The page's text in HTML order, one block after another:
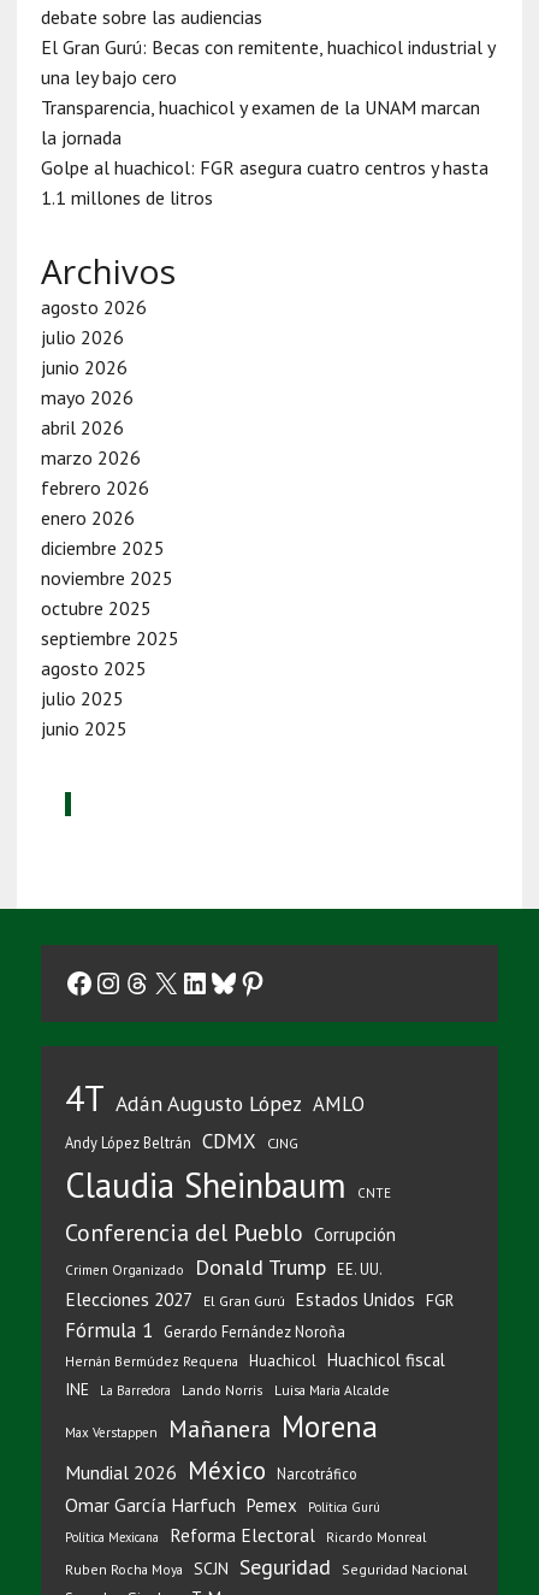
debate sobre las audiencias
El Gran Gurú: Becas con remitente, huachicol industrial y
una ley bajo cero
Transparencia, huachicol y examen de la UNAM marcan
la jornada
Golpe al huachicol: FGR asegura cuatro centros y hasta
1.1 millones de litros
Archivos
agosto 2026
julio 2026
junio 2026
mayo 2026
abril 2026
marzo 2026
febrero 2026
enero 2026
diciembre 2025
noviembre 2025
octubre 2025
septiembre 2025
agosto 2025
julio 2025
junio 2025
Facebook
Instagram
Threads
X LinkedIn
Bluesky
Pinterest
4T Adán Augusto López AMLO
Andy López Beltrán CDMX CJNG
Claudia Sheinbaum CNTE
Conferencia del Pueblo Corrupción
Crimen Organizado Donald Trump EE. UU.
Elecciones 2027 El Gran Gurú Estados Unidos FGR
Fórmula 1 Gerardo Fernández Noroña
Hernán Bermúdez Requena Huachicol Huachicol fiscal
INE La Barredora Lando Norris Luisa María Alcalde
Max Verstappen Mañanera Morena
Mundial 2026 México Narcotráfico
Omar García Harfuch Pemex
Política Gurú
Política Mexicana
Reforma Electoral
Ricardo Monreal
Ruben Rocha Moya
SCJN Seguridad Seguridad Nacional